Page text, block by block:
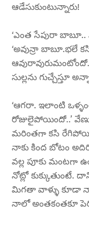
ఆడేసుకుంటున్నారు!
‘ఎంత సేపురా
‘అవున్రా బాబూ.భలే
సుల్లను గుచ్చేస్తూ
‘ఆగరా. ఇలాంటి
రోజులైపోయిందో..’
మరింతగా కసి
నాకు కింద బోటం
వల్ల పూకు మంటగా
నోట్లో కుక్కుతుంటే.
మిగతా వాళ్ళు కూడా
నాలో అంతకంతకూ